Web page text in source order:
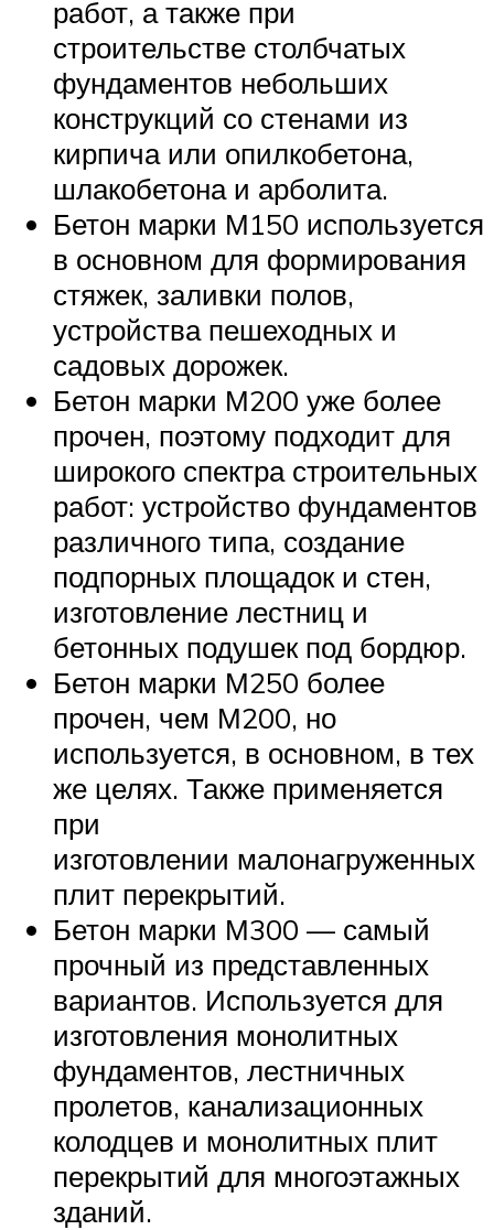
работ, а также при
строительстве столбчатых
фундаментов небольших
конструкций со стенами из
кирпича или опилкобетона,
шлакобетона и арболита.
Бетон марки М150 используется
в основном для формирования
стяжек, заливки полов,
устройства пешеходных и
садовых дорожек.
Бетон марки М200 уже более
прочен, поэтому подходит для
широкого спектра строительных
работ: устройство фундаментов
различного типа, создание
подпорных площадок и стен,
изготовление лестниц и
бетонных подушек под бордюр.
Бетон марки М250 более
прочен, чем М200, но
используется, в основном, в тех
же целях. Также применяется
при
изготовлении малонагруженных
плит перекрытий.
Бетон марки М300 — самый
прочный из представленных
вариантов. Используется для
изготовления монолитных
фундаментов, лестничных
пролетов, канализационных
колодцев и монолитных плит
перекрытий для многоэтажных
зданий.